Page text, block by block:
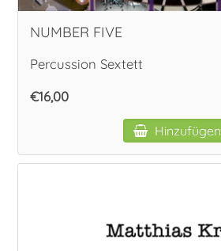
NUMBER FIVE
Percussion Sextett
€16,00
Hinzufügen